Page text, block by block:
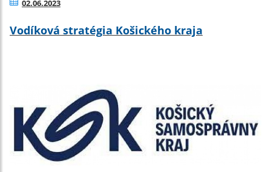
02.06.2023
Vodíková stratégia Košického kraja